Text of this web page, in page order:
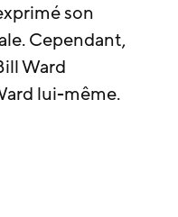
son
Cependant,
Ward
lui-même.